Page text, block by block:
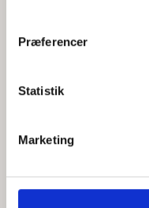
Præferencer
Statistik
Marketing
Hvem er CEPOS
Medarbejdere